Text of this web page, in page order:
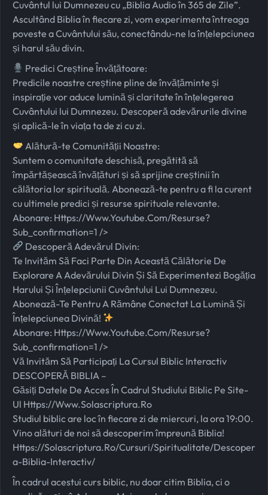
Cuvântul lui Dumnezeu cu „Biblia Audio în 365 de Zile”.
Ascultând Biblia în fiecare zi, vom experimenta întreaga
poveste a Cuvântului său, conectându-ne la înțelepciunea
și harul său divin.
Predici Creștine Învățătoare:
Predicile noastre creștine pline de învățăminte și
inspirație vor aduce lumină și claritate în înțelegerea
Cuvântului lui Dumnezeu. Descoperă adevărurile divine
și aplică-le în viața ta de zi cu zi.
Alătură-te Comunității Noastre:
Suntem o comunitate deschisă, pregătită să
împărtășească învățături și să sprijine creștinii în
călătoria lor spirituală. Abonează-te pentru a fi la curent
cu ultimele predici și resurse spirituale relevante.
Abonare: Https://www.youtube.com/resurse?
Sub_confirmation=1 />
Descoperă Adevărul Divin:
Te Invităm Să Faci Parte Din Această Călătorie De
Explorare A Adevărului Divin Și Să Experimentezi Bogăția
Harului Și Înțelepciunii Cuvântului Lui Dumnezeu.
Abonează-Te Pentru A Rămâne Conectat La Lumină Și
Înțelepciunea Divină!
Abonare: Https://www.youtube.com/resurse?
Sub_confirmation=1 />
Vă Invităm Să Participați La Cursul Biblic Interactiv
DESCOPERĂ BIBLIA –
Găsiți Datele De Acces În Cadrul Studiului Biblic Pe Site-
Ul Https://www.solascriptura.ro
Studiul biblic are loc în fiecare zi de miercuri, la ora 19:00.
Vino alături de noi să descoperim împreună Biblia!
Https://solascriptura.ro/cursuri/spiritualitate/descoper
A-Biblia-Interactiv/
În cadrul acestui curs biblic, nu doar citim Biblia, ci o